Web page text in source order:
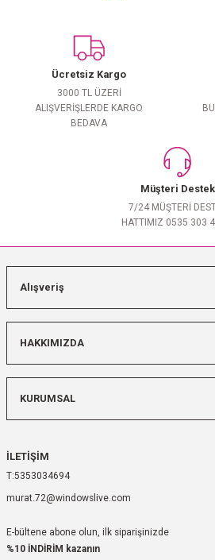
Ücretsiz Kargo
3000 TL ÜZERİ
ALIŞVERİŞLERDE KARGO
BEDAVA
Müşteri Destek
7/24 MÜŞTERİ
HATTIMIZ 0535 303
Alışveriş
HAKKIMIZDA
KURUMSAL
İLETİŞİM
5353034694
murat.72@windowslive.com
E-bültene abone olun, ilk siparişinizde
%10 İNDİRİM kazanın